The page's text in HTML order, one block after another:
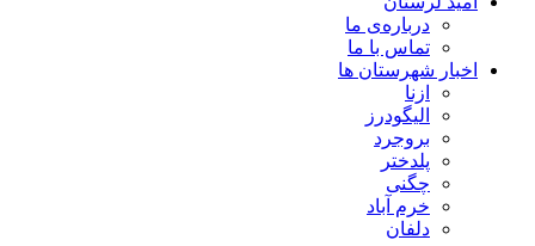
درباره‌ی ما
تماس با ما
اخبار شهرستان ها
ازنا
الیگودرز
بروجرد
پلدختر
چگنی
خرم آباد
دلفان